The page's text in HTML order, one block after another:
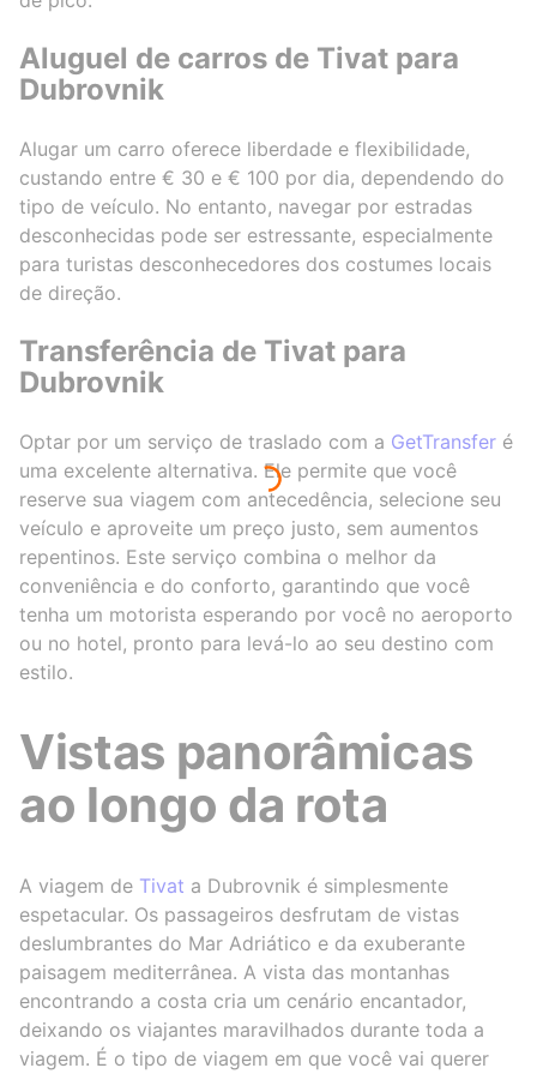
Aluguel de carros de Tivat para
Dubrovnik
Alugar um carro oferece liberdade e flexibilidade,
custando entre € 30 e € 100 por dia, dependendo do
tipo de veículo. No entanto, navegar por estradas
desconhecidas pode ser estressante, especialmente
para turistas desconhecedores dos costumes locais
de direção.
Transferência de Tivat para
Dubrovnik
Optar por um serviço de traslado com a GetTransfer é
uma excelente alternativa. Ele permite que você
reserve sua viagem com antecedência, selecione seu
veículo e aproveite um preço justo, sem aumentos
repentinos. Este serviço combina o melhor da
conveniência e do conforto, garantindo que você
tenha um motorista esperando por você no aeroporto
ou no hotel, pronto para levá-lo ao seu destino com
estilo.
Vistas panorâmicas
ao longo da rota
A viagem de Tivat a Dubrovnik é simplesmente
espetacular. Os passageiros desfrutam de vistas
deslumbrantes do Mar Adriático e da exuberante
paisagem mediterrânea. A vista das montanhas
encontrando a costa cria um cenário encantador,
deixando os viajantes maravilhados durante toda a
viagem. É o tipo de viagem em que você vai querer